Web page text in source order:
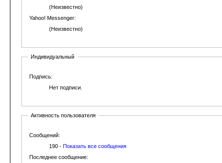
(Неизвестно)
Yahoo! Messenger:
(Неизвестно)
Индивидуальный
Подпись:
Нет подписи.
Активность пользователя
Сообщений:
190 - Показать все сообщения
Последнее сообщение: